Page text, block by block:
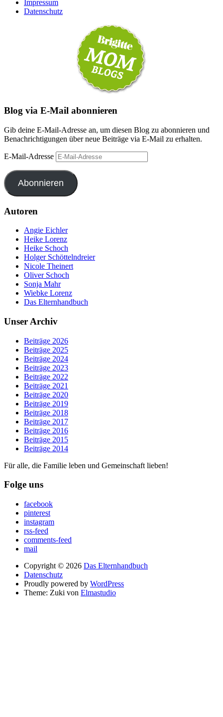
Impressum
Datenschutz
Blog via E-Mail abonnieren
Gib deine E-Mail-Adresse an, um diesen Blog zu abonnieren und
Benachrichtigungen über neue Beiträge via E-Mail zu erhalten.
E-Mail-Adresse
Abonnieren
Autoren
Angie Eichler
Heike Lorenz
Heike Schoch
Holger Schöttelndreier
Nicole Theinert
Oliver Schoch
Sonja Mahr
Wiebke Lorenz
Das Elternhandbuch
Unser Archiv
Beiträge 2026
Beiträge 2025
Beiträge 2024
Beiträge 2023
Beiträge 2022
Beiträge 2021
Beiträge 2020
Beiträge 2019
Beiträge 2018
Beiträge 2017
Beiträge 2016
Beiträge 2015
Beiträge 2014
Für alle, die Familie leben und Gemeinschaft lieben!
Folge uns
facebook
pinterest
instagram
rss-feed
comments-feed
mail
Copyright © 2026 Das Elternhandbuch
Datenschutz
Proudly powered by WordPress
Theme: Zuki von Elmastudio